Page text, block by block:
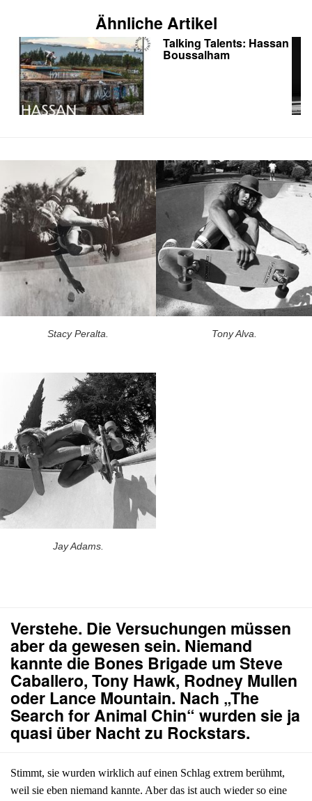
Ähnliche Artikel
Talking Talents: Hassan
Boussalham
Stacy Peralta. Tony Alva.
Jay Adams.
Verstehe. Die Versuchungen müssen
aber da gewesen sein. Niemand
kannte die Bones Brigade um Steve
Caballero, Tony Hawk, Rodney Mullen
oder Lance Mountain. Nach „The
Search for Animal Chin“ wurden sie ja
quasi über Nacht zu Rockstars.
Stimmt, sie wurden wirklich auf einen Schlag extrem berühmt,
weil sie eben niemand kannte. Aber das ist auch wieder so eine